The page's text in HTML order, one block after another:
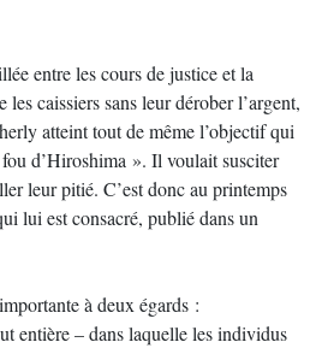
entre les cours de justice et la
caissiers sans leur dérober l’argent,
atteint tout de même l’objectif qui
d’Hiroshima ». Il voulait susciter
leur pitié. C’est donc au printemps
lui est consacré, publié dans un
à deux égards :
entière – dans laquelle les individus